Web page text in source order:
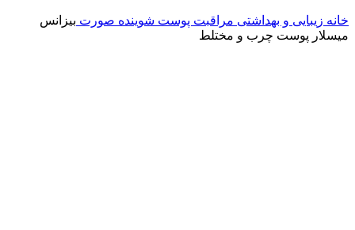
خانه زیبایی و بهداشتی مراقبت پوست شوینده صورت بیزانس
میسلار پوست چرب و مختلط